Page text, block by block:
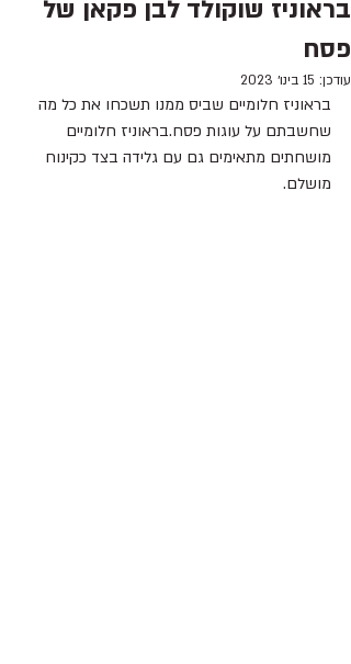
בראוניז שוקולד לבן פקאן של
פסח
עודכן: 15 בינו׳ 2023
בראוניז חלומיים שביס ממנו תשכחו את כל מה
שחשבתם על עוגות פסח.בראוניז חלומיים
מושחתים מתאימים גם עם גלידה בצד כקינוח
מושלם.